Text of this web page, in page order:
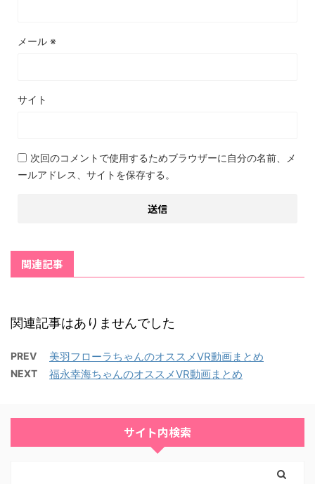
メール ※
サイト
次回のコメントで使用するためブラウザーに自分の名前、メ
ールアドレス、サイトを保存する。
関連記事
関連記事はありませんでした
PREV 美羽フローラちゃんのオススメVR動画まとめ
NEXT 福永幸海ちゃんのオススメVR動画まとめ
サイト内検索